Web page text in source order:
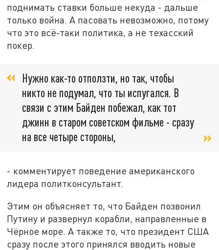
поднимать ставки больше некуда - дальше
только война. А пасовать невозможно, потому
что это всё-таки политика, а не техасский
покер.
Нужно как-то отползти, но так, чтобы
никто не подумал, что ты испугался. В
связи с этим Байден побежал, как тот
джинн в старом советском фильме - сразу
на все четыре стороны,
- комментирует поведение американского
лидера политконсультант.
Этим он объясняет то, что Байден позвонил
Путину и развернул корабли, направленные в
Чёрное море. А также то, что президент США
сразу после этого принялся вводить новые